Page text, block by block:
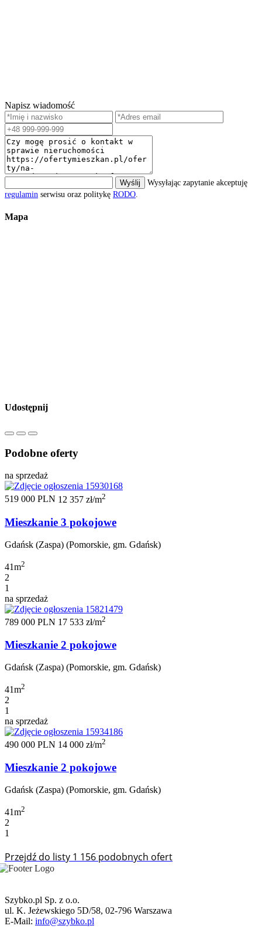
Napisz wiadomość
Wyślij
Wysyłając zapytanie akceptuję
regulamin serwisu oraz politykę RODO
Mapa
Udostępnij
Podobne oferty
na sprzedaż
519 000 PLN 12 357 zł/m2
Mieszkanie 3 pokojowe
Gdańsk (Zaspa) (Pomorskie, gm. Gdańsk)
41m2
2
1
na sprzedaż
789 000 PLN 17 533 zł/m2
Mieszkanie 2 pokojowe
Gdańsk (Zaspa) (Pomorskie, gm. Gdańsk)
41m2
2
1
na sprzedaż
490 000 PLN 14 000 zł/m2
Mieszkanie 2 pokojowe
Gdańsk (Zaspa) (Pomorskie, gm. Gdańsk)
41m2
2
1
Przejdź do listy 1 156 podobnych ofert
Szybko.pl Sp. z o.o.
ul. K. Jeżewskiego 5D/58, 02-796 Warszawa
E-Mail: info@szybko.pl